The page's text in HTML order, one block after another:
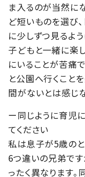
ま入るのが当然に
ど短いものを選び
に少しずつ見るよう
子どもと一緒に楽
にいることが苦痛
と公園へ行くこと
間がないとは感じ
ー同じように育児
てください
私は息子が5歳のと
6つ違いの兄弟です
ったく異なります